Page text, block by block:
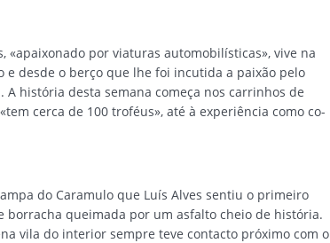
«apaixonado por viaturas automobilísticas», vive na
e desde o berço que lhe foi incutida a paixão pelo
A história desta semana começa nos carrinhos de
cerca de 100 troféus», até à experiência como co-
do Caramulo que Luís Alves sentiu o primeiro
borracha queimada por um asfalto cheio de história.
vila do interior sempre teve contacto próximo com o